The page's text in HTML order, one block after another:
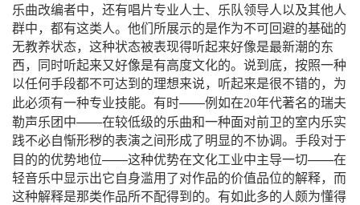
乐曲改编者中，还有唱片专业人士、乐队领导人以及其他人
群中，都有这类人。他们所展示的是作为不可回避的基础的
无教养状态，这种状态被表现得听起来好像是最新潮的东
西，同时听起来又好像是有高度文化的。说到底，按照一种
以任何手段都不可达到的理想来说，听起来是很不错的，为
此必须有一种专业技能。有时——例如在20年代著名的瑞夫
勒声乐团中——在较低级的乐曲和一种面对前卫的室内乐实
践不必自惭形秽的表演之间形成了明显的不协调。手段对于
目的的优势地位——这种优势在文化工业中主导一切——在
轻音乐中显示出它自身滥用了对作品的价值品位的解释，而
这种解释是那类作品所不配得到的。有如此多的人颇为懂得